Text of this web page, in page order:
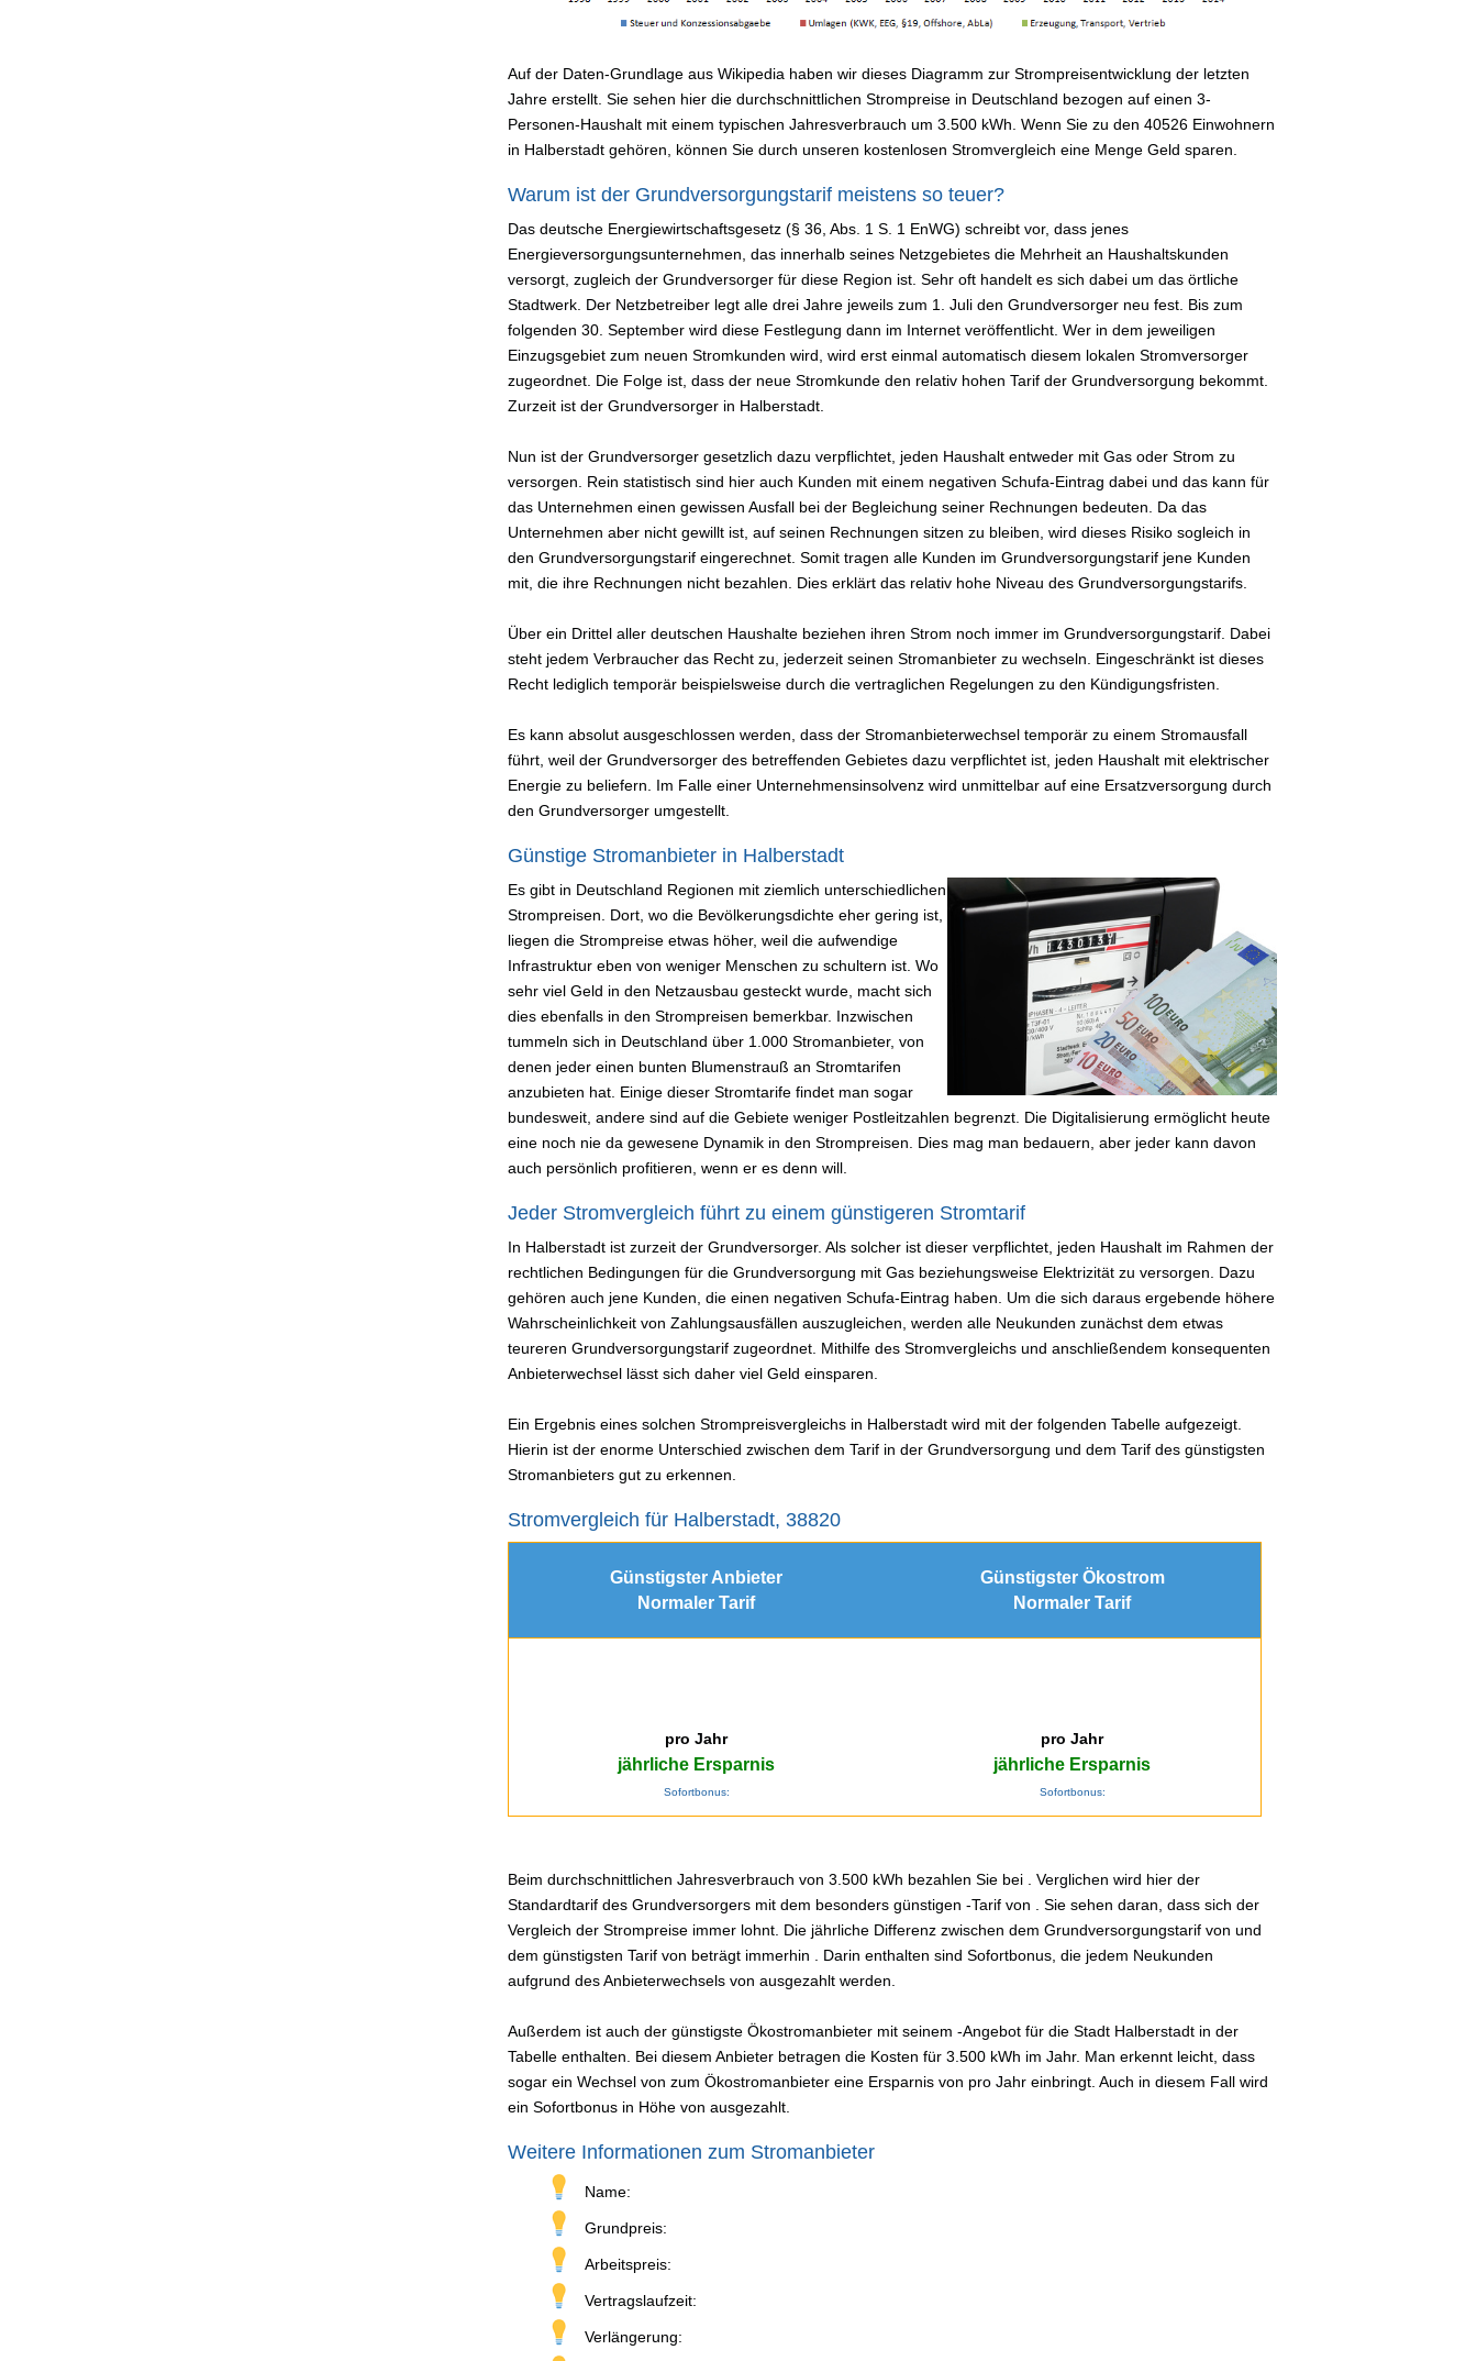
Auf der Daten-Grundlage aus Wikipedia haben wir dieses Diagramm zur Strompreisentwicklung der letzten
Jahre erstellt. Sie sehen hier die durchschnittlichen Strompreise in Deutschland bezogen auf einen 3-
Personen-Haushalt mit einem typischen Jahresverbrauch um 3.500 kWh. Wenn Sie zu den 40526 Einwohnern
in Halberstadt gehören, können Sie durch unseren kostenlosen Stromvergleich eine Menge Geld sparen.
Warum ist der Grundversorgungstarif meistens so teuer?
Das deutsche Energiewirtschaftsgesetz (§ 36, Abs. 1 S. 1 EnWG) schreibt vor, dass jenes
Energieversorgungsunternehmen, das innerhalb seines Netzgebietes die Mehrheit an Haushaltskunden
versorgt, zugleich der Grundversorger für diese Region ist. Sehr oft handelt es sich dabei um das örtliche
Stadtwerk. Der Netzbetreiber legt alle drei Jahre jeweils zum 1. Juli den Grundversorger neu fest. Bis zum
folgenden 30. September wird diese Festlegung dann im Internet veröffentlicht. Wer in dem jeweiligen
Einzugsgebiet zum neuen Stromkunden wird, wird erst einmal automatisch diesem lokalen Stromversorger
zugeordnet. Die Folge ist, dass der neue Stromkunde den relativ hohen Tarif der Grundversorgung bekommt.
Zurzeit ist der Grundversorger in Halberstadt.
Nun ist der Grundversorger gesetzlich dazu verpflichtet, jeden Haushalt entweder mit Gas oder Strom zu
versorgen. Rein statistisch sind hier auch Kunden mit einem negativen Schufa-Eintrag dabei und das kann für
das Unternehmen einen gewissen Ausfall bei der Begleichung seiner Rechnungen bedeuten. Da das
Unternehmen aber nicht gewillt ist, auf seinen Rechnungen sitzen zu bleiben, wird dieses Risiko sogleich in
den Grundversorgungstarif eingerechnet. Somit tragen alle Kunden im Grundversorgungstarif jene Kunden
mit, die ihre Rechnungen nicht bezahlen. Dies erklärt das relativ hohe Niveau des Grundversorgungstarifs.
Über ein Drittel aller deutschen Haushalte beziehen ihren Strom noch immer im Grundversorgungstarif. Dabei
steht jedem Verbraucher das Recht zu, jederzeit seinen Stromanbieter zu wechseln. Eingeschränkt ist dieses
Recht lediglich temporär beispielsweise durch die vertraglichen Regelungen zu den Kündigungsfristen.
Es kann absolut ausgeschlossen werden, dass der Stromanbieterwechsel temporär zu einem Stromausfall
führt, weil der Grundversorger des betreffenden Gebietes dazu verpflichtet ist, jeden Haushalt mit elektrischer
Energie zu beliefern. Im Falle einer Unternehmensinsolvenz wird unmittelbar auf eine Ersatzversorgung durch
den Grundversorger umgestellt.
Günstige Stromanbieter in Halberstadt
Es gibt in Deutschland Regionen mit ziemlich unterschiedlichen
Strompreisen. Dort, wo die Bevölkerungsdichte eher gering ist,
liegen die Strompreise etwas höher, weil die aufwendige
Infrastruktur eben von weniger Menschen zu schultern ist. Wo
sehr viel Geld in den Netzausbau gesteckt wurde, macht sich
dies ebenfalls in den Strompreisen bemerkbar. Inzwischen
tummeln sich in Deutschland über 1.000 Stromanbieter, von
denen jeder einen bunten Blumenstrauß an Stromtarifen
anzubieten hat. Einige dieser Stromtarife findet man sogar
bundesweit, andere sind auf die Gebiete weniger Postleitzahlen begrenzt. Die Digitalisierung ermöglicht heute
eine noch nie da gewesene Dynamik in den Strompreisen. Dies mag man bedauern, aber jeder kann davon
auch persönlich profitieren, wenn er es denn will.
Jeder Stromvergleich führt zu einem günstigeren Stromtarif
In Halberstadt ist zurzeit der Grundversorger. Als solcher ist dieser verpflichtet, jeden Haushalt im Rahmen der
rechtlichen Bedingungen für die Grundversorgung mit Gas beziehungsweise Elektrizität zu versorgen. Dazu
gehören auch jene Kunden, die einen negativen Schufa-Eintrag haben. Um die sich daraus ergebende höhere
Wahrscheinlichkeit von Zahlungsausfällen auszugleichen, werden alle Neukunden zunächst dem etwas
teureren Grundversorgungstarif zugeordnet. Mithilfe des Stromvergleichs und anschließendem konsequenten
Anbieterwechsel lässt sich daher viel Geld einsparen.
Ein Ergebnis eines solchen Strompreisvergleichs in Halberstadt wird mit der folgenden Tabelle aufgezeigt.
Hierin ist der enorme Unterschied zwischen dem Tarif in der Grundversorgung und dem Tarif des günstigsten
Stromanbieters gut zu erkennen.
Stromvergleich für Halberstadt, 38820
Günstigster Anbieter
Normaler Tarif
Günstigster Ökostrom
Normaler Tarif
pro Jahr
jährliche Ersparnis
Sofortbonus:
pro Jahr
jährliche Ersparnis
Sofortbonus:
Beim durchschnittlichen Jahresverbrauch von 3.500 kWh bezahlen Sie bei . Verglichen wird hier der
Standardtarif des Grundversorgers mit dem besonders günstigen -Tarif von . Sie sehen daran, dass sich der
Vergleich der Strompreise immer lohnt. Die jährliche Differenz zwischen dem Grundversorgungstarif von und
dem günstigsten Tarif von beträgt immerhin . Darin enthalten sind Sofortbonus, die jedem Neukunden
aufgrund des Anbieterwechsels von ausgezahlt werden.
Außerdem ist auch der günstigste Ökostromanbieter mit seinem -Angebot für die Stadt Halberstadt in der
Tabelle enthalten. Bei diesem Anbieter betragen die Kosten für 3.500 kWh im Jahr. Man erkennt leicht, dass
sogar ein Wechsel von zum Ökostromanbieter eine Ersparnis von pro Jahr einbringt. Auch in diesem Fall wird
ein Sofortbonus in Höhe von ausgezahlt.
Weitere Informationen zum Stromanbieter
Name:
Grundpreis:
Arbeitspreis:
Vertragslaufzeit:
Verlängerung: